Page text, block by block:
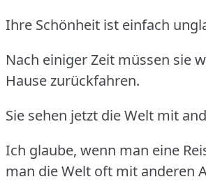
Ihre Schönheit ist einfach
Nach einiger Zeit müssen sie
Hause zurückfahren.
Sie sehen jetzt die Welt mit
Ich glaube, wenn man eine
man die Welt oft mit anderen